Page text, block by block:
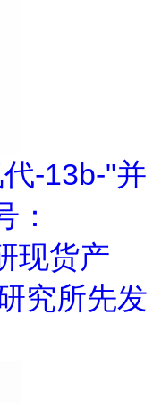
-13b-"并
：
现货产
究所先发